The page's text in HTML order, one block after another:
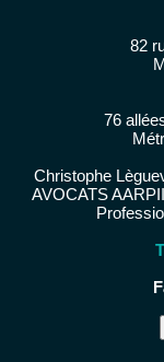
82
76
Christophe
AVOCATS